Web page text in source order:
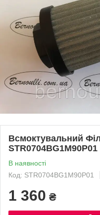
Всмоктувальний
В наявності
Код: STR0704BG1M90P01
1 360 ₴